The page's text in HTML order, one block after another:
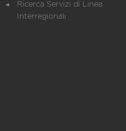
Ricerca Servizi di Linea
Interregionali